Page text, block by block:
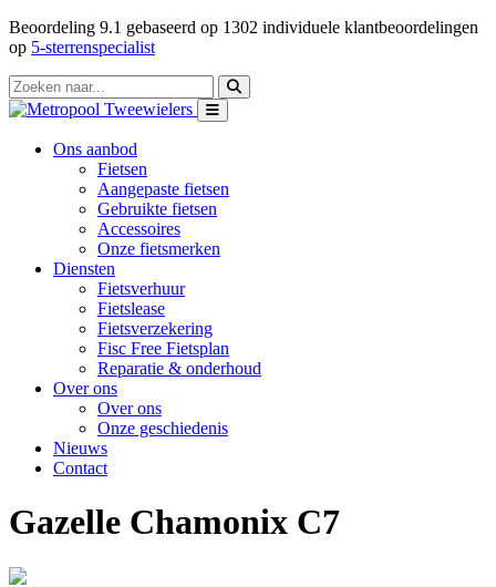
Beoordeling 9.1 gebaseerd op 1302 individuele klantbeoordelingen
op 5-sterrenspecialist
Ons aanbod
Fietsen
Aangepaste fietsen
Gebruikte fietsen
Accessoires
Onze fietsmerken
Diensten
Fietsverhuur
Fietslease
Fietsverzekering
Fisc Free Fietsplan
Reparatie & onderhoud
Over ons
Over ons
Onze geschiedenis
Nieuws
Contact
Gazelle Chamonix C7